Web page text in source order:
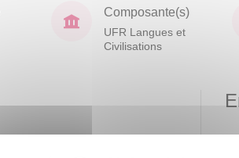
Composante(s)
UFR Langues et
Civilisations